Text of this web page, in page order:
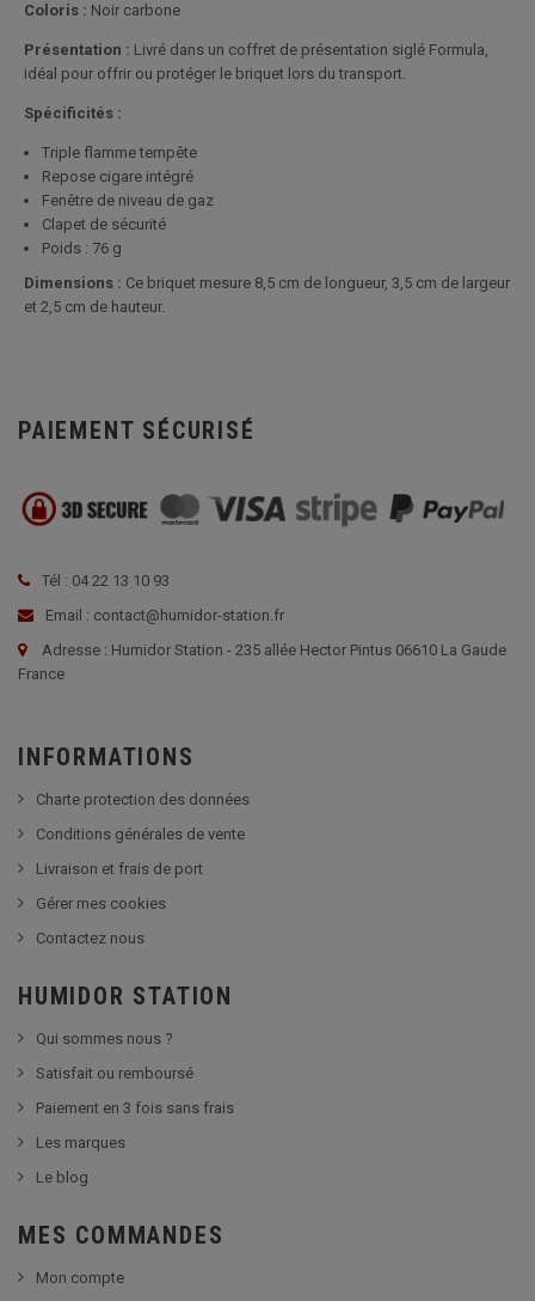
Coloris : Noir carbone
Présentation : Livré dans un coffret de présentation siglé Formula,
idéal pour offrir ou protéger le briquet lors du transport.
Spécificités :
Triple flamme tempête
Repose cigare intégré
Fenêtre de niveau de gaz
Clapet de sécurité
Poids : 76 g
Dimensions : Ce briquet mesure 8,5 cm de longueur, 3,5 cm de largeur
et 2,5 cm de hauteur.
PAIEMENT SÉCURISÉ
Tél : 04 22 13 10 93
Email : contact@humidor-station.fr
Adresse : Humidor Station - 235 allée Hector Pintus 06610 La Gaude
France
INFORMATIONS
Charte protection des données
Conditions générales de vente
Livraison et frais de port
Gérer mes cookies
Contactez nous
HUMIDOR STATION
Qui sommes nous ?
Satisfait ou remboursé
Paiement en 3 fois sans frais
Les marques
Le blog
MES COMMANDES
Mon compte